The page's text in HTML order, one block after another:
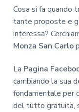
Cosa si fa quando
tante proposte e
interessa?
Monza San Carlo
La Pagina
cambiando la sua
fondamentale per
del tutto gratuita,